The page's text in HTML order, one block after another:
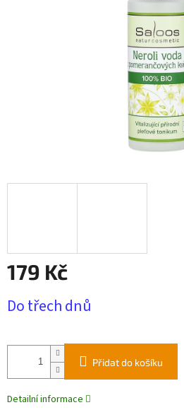
179 Kč
cena:
Do třech dnů
Přidat do košíku
Detailní informace